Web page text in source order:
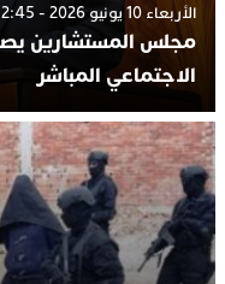
الأربعاء 10 يونيو 2026 - 12:45
مجلس المستشارين
الاجتماعي المباشر